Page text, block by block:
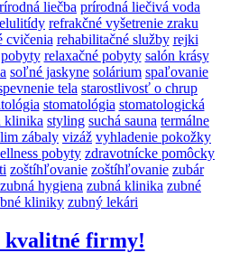
liečba prírodná liečivá voda
refrakčné vyšetrenie zraku
cvičenia rehabilitačné služby rejki
relaxačné pobyty salón krásy
soľné jaskyne solárium spaľovanie
tela starostlivosť o chrup
stomatológia stomatologická
klinika styling suchá sauna termálne
zábaly vizáž vyhladenie pokožky
pobyty zdravotnícke pomôcky
zoštíhľovanie zoštíhľovanie zubár
zubná hygiena zubná klinika zubné
kliniky zubný lekári
kvalitné firmy!